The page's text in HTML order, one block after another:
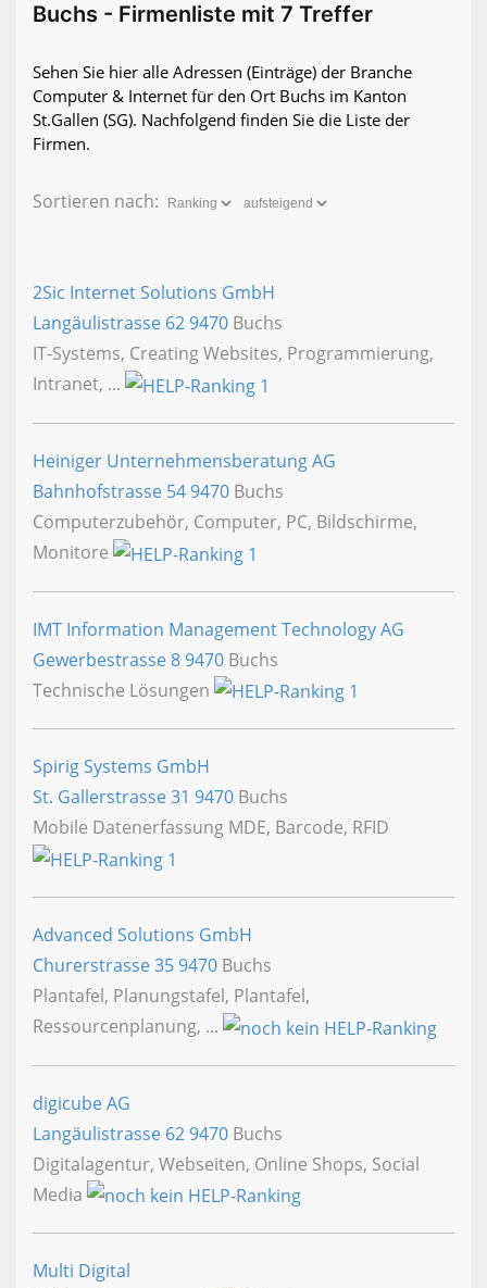
Buchs - Firmenliste mit 7 Treffer
Sehen Sie hier alle Adressen (Einträge) der Branche
Computer & Internet für den Ort Buchs im Kanton
St.Gallen (SG). Nachfolgend finden Sie die Liste der
Firmen.
Sortieren nach:
2Sic Internet Solutions GmbH
Langäulistrasse 62 9470 Buchs
IT-Systems, Creating Websites, Programmierung,
Intranet, ...
Heiniger Unternehmensberatung AG
Bahnhofstrasse 54 9470 Buchs
Computerzubehör, Computer, PC, Bildschirme,
Monitore
IMT Information Management Technology AG
Gewerbestrasse 8 9470 Buchs
Technische Lösungen
Spirig Systems GmbH
St. Gallerstrasse 31 9470 Buchs
Mobile Datenerfassung MDE, Barcode, RFID
Advanced Solutions GmbH
Churerstrasse 35 9470 Buchs
Plantafel, Planungstafel, Plantafel,
Ressourcenplanung, ...
digicube AG
Langäulistrasse 62 9470 Buchs
Digitalagentur, Webseiten, Online Shops, Social
Media
Multi Digital